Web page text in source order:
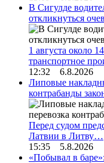
В Сигулде
откликнуться
1 августа около
транспортное
12:32 6.8.2026
Липовые
контрабанды
Перед судом
Латвии в Литву…
15:35 5.8.2026
«Побывал в